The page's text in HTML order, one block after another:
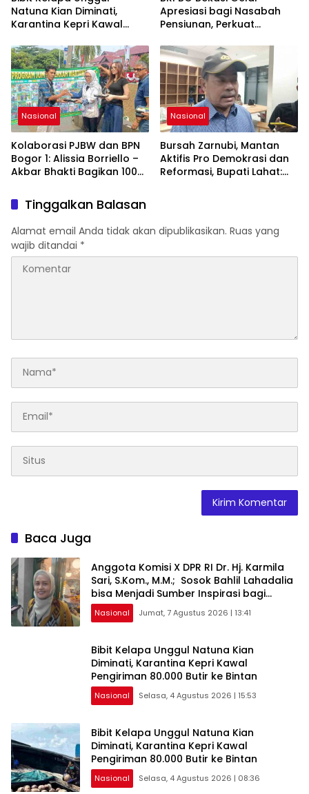
Nasional.
Natuna Kian Diminati,
Karantina Kepri Kawal
Bintan
Apresiasi bagi Nasabah
Pensiunan, Perkuat
Nasional
Kolaborasi PJBW dan BPN
Bogor 1: Alissia Borriello –
Akbar Bhakti Bagikan 100
Cibinong
Nasional
Bursah Zarnubi, Mantan
Aktifis Pro Demokrasi dan
Reformasi, Bupati Lahat:
Demokrasi, Keadilan, dan
Nilai-nilai Kemanusiaan
Tinggalkan Balasan
Alamat email Anda tidak akan dipublikasikan. Ruas yang
wajib ditandai *
Baca Juga
Anggota Komisi X DPR RI Dr. Hj. Karmila
Sari, S.Kom., M.M.; Sosok Bahlil Lahadalia
bisa Menjadi Sumber Inspirasi bagi
Generasi Muda, Pelaku Usaha,
Pemerintah, maupun Pemangku
sama Memberikan Kontribusi bagi
Pembangunan Nasional.
Nasional Jumat, 7 Agustus 2026 | 13:41
Bibit Kelapa Unggul Natuna Kian
Diminati, Karantina Kepri Kawal
Pengiriman 80.000 Butir ke Bintan
Nasional Selasa, 4 Agustus 2026 | 15:53
Bibit Kelapa Unggul Natuna Kian
Diminati, Karantina Kepri Kawal
Pengiriman 80.000 Butir ke Bintan
Nasional Selasa, 4 Agustus 2026 | 08:36